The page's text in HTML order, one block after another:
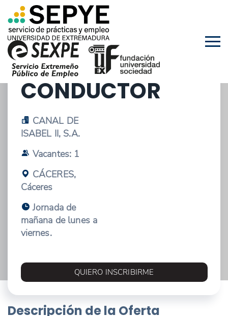
16/03/2026 - OFERTA DE EMPLEO
OFICIAL
CONDUCTOR
CANAL DE
ISABEL II, S.A.
Vacantes: 1
CÁCERES,
Cáceres
Jornada de
mañana de lunes a
viernes.
QUIERO INSCRIBIRME
Descripción de la Oferta